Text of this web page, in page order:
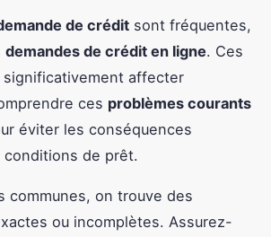
de crédit sont fréquentes,
demandes de crédit en ligne. Ces
affecter
ces problèmes courants
éviter les conséquences
de prêt.
communes, on trouve des
ou incomplètes. Assurez-